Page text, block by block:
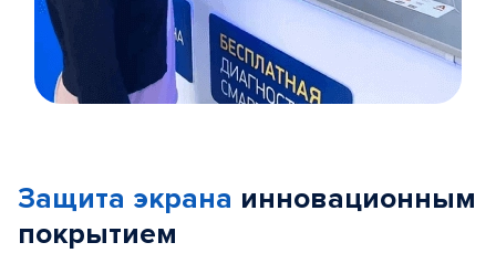
5
Защита экрана инновационным
покрытием